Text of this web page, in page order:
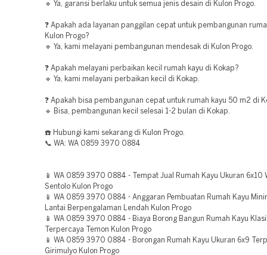
🔹 Ya, garansi berlaku untuk semua jenis desain di Kulon Progo.
❓ Apakah ada layanan panggilan cepat untuk pembangunan
Kulon Progo?
🔹 Ya, kami melayani pembangunan mendesak di Kulon Progo.
❓ Apakah melayani perbaikan kecil rumah kayu di Kokap?
🔹 Ya, kami melayani perbaikan kecil di Kokap.
❓ Apakah bisa pembangunan cepat untuk rumah kayu 50 m2 di
🔹 Bisa, pembangunan kecil selesai 1-2 bulan di Kokap.
☎️ Hubungi kami sekarang di Kulon Progo.
📞 WA: WA 0859 3970 0884
📱 WA 0859 3970 0884 - Tempat Jual Rumah Kayu Ukuran 6x10
Sentolo Kulon Progo
📱 WA 0859 3970 0884 - Anggaran Pembuatan Rumah Kayu
Lantai Berpengalaman Lendah Kulon Progo
📱 WA 0859 3970 0884 - Biaya Borong Bangun Rumah Kayu
Terpercaya Temon Kulon Progo
📱 WA 0859 3970 0884 - Borongan Rumah Kayu Ukuran 6x9
Girimulyo Kulon Progo